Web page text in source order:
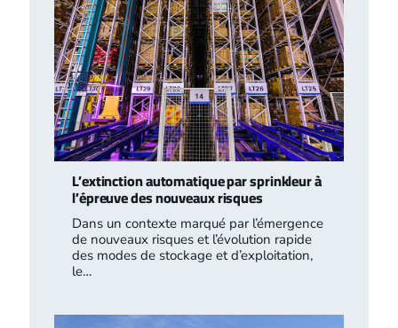
L’extinction automatique par sprinkleur à
l’épreuve des nouveaux risques
Dans un contexte marqué par l’émergence
de nouveaux risques et l’évolution rapide
des modes de stockage et d’exploitation,
le…